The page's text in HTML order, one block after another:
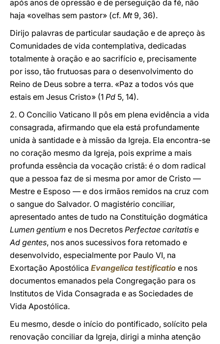
após anos de opressão e de perseguição da fé, não
haja «ovelhas sem pastor» (cf. Mt9, 36).
Dirijo palavras de particular saudação e de apreço às
Comunidades de vida contemplativa, dedicadas
totalmente à oração e ao sacrifício e, precisamente
por isso, tão frutuosas para o desenvolvimento do
Reino de Deus sobre a terra. «Paz a todos vós que
estais em Jesus Cristo» (1 Pd 5, 14).
2. O Concílio Vaticano II pôs em plena evidência a vida
consagrada, afirmando que ela está profundamente
unida à santidade e à missão da Igreja. Ela encontra-se
no coração mesmo da Igreja, pois exprime a mais
profunda essência da vocação cristã: é o dom radical
que a pessoa faz de si mesma por amor de Cristo —
Mestre e Esposo — e dos irmãos remidos na cruz com
o sangue do Salvador. O magistério conciliar,
apresentado antes de tudo na Constituição dogmática
Lumen gentium e nos Decretos Perfectae caritatis e
Ad gentes, nos anos sucessivos fora retomado e
desenvolvido, especialmente por Paulo VI, na
Exortação Apostólica Evangelica testificatio e nos
documentos emanados pela Congregação para os
Institutos de Vida Consagrada e as Sociedades de
Vida Apostólica.
Eu mesmo, desde o início do pontificado, solícito pela
renovação conciliar da Igreja, dirigi a minha atenção